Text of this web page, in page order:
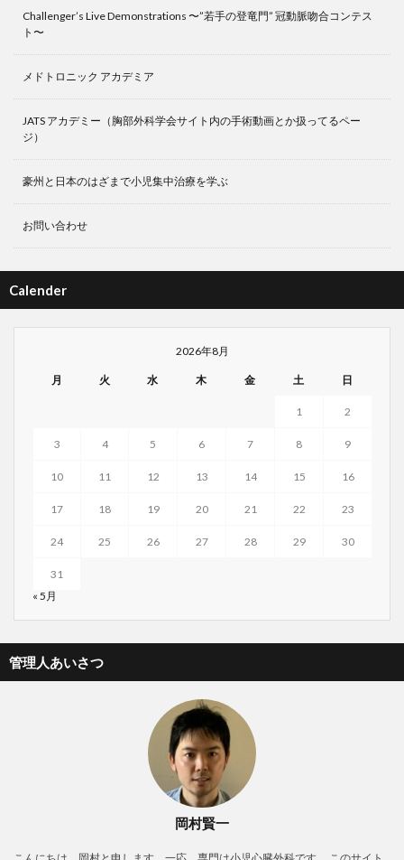
Challenger’s Live Demonstrations 〜”若手の登竜門” 冠動脈吻合コンテス
ト〜
メドトロニック アカデミア
JATS アカデミー（胸部外科学会サイト内の手術動画とか扱ってるペー
ジ）
豪州と日本のはざまで小児集中治療を学ぶ
お問い合わせ
Calender
2026年8月
月 火 水 木 金 土 日
1 2
3 4 5 6 7 8 9
10 11 12 13 14 15 16
17 18 19 20 21 22 23
24 25 26 27 28 29 30
31
« 5月
管理人あいさつ
岡村賢一